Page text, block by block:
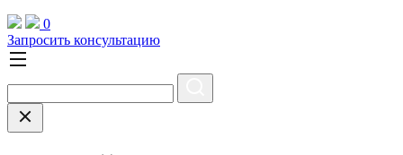
0
Запросить консультацию